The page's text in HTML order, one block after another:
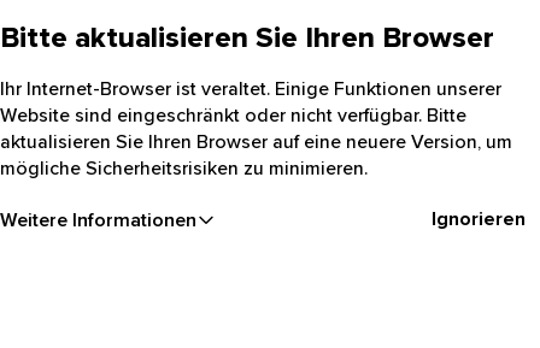
Bitte aktualisieren Sie Ihren Browser
Ihr Internet-Browser ist veraltet. Einige Funktionen unserer
Website sind eingeschränkt oder nicht verfügbar. Bitte
aktualisieren Sie Ihren Browser auf eine neuere Version, um
mögliche Sicherheitsrisiken zu minimieren.
Weitere Informationen Ignorieren